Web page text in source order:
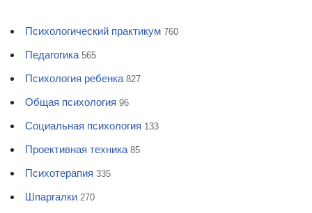
Психологический практикум 760
Педагогика 565
Психология ребенка 827
Общая психология 96
Социальная психология 133
Проективная техника 85
Психотерапия 335
Шпаргалки 270